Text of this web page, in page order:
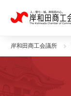
岸和田商工会議所